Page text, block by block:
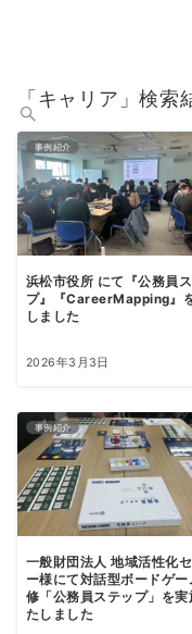
「キャリア」検
事例紹介
浜松市役所 にて『公務員
プ』『CareerMapping』
しました
2026年3月3日
事例紹介
一般財団法人 地域活性化
ー様にて対話型ボードゲー
修「公務員ステップ」を実
たしました